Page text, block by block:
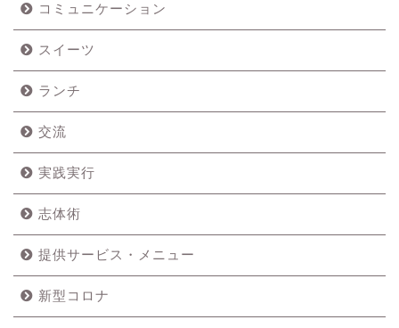
コミュニケーション
スイーツ
ランチ
交流
実践実行
志体術
提供サービス・メニュー
新型コロナ